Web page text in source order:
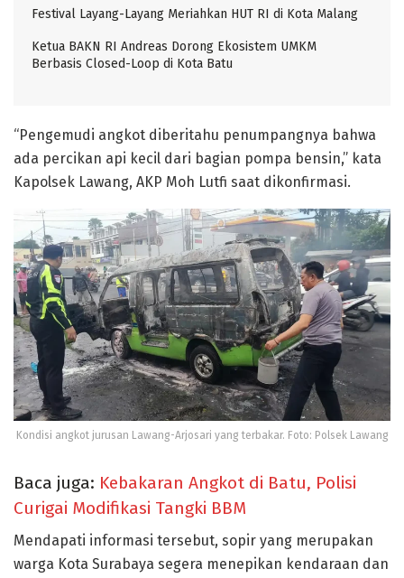
Festival Layang-Layang Meriahkan HUT RI di Kota Malang
Ketua BAKN RI Andreas Dorong Ekosistem UMKM
Berbasis Closed-Loop di Kota Batu
“Pengemudi angkot diberitahu penumpangnya bahwa
ada percikan api kecil dari bagian pompa bensin,” kata
Kapolsek Lawang, AKP Moh Lutfi saat dikonfirmasi.
Kondisi angkot jurusan Lawang-Arjosari yang terbakar. Foto: Polsek Lawang
Baca juga: Kebakaran Angkot di Batu, Polisi
Curigai Modifikasi Tangki BBM
Mendapati informasi tersebut, sopir yang merupakan
warga Kota Surabaya segera menepikan kendaraan dan